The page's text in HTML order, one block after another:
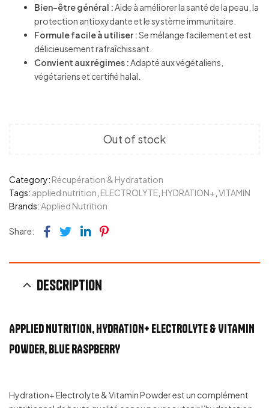
Bien-être général :Aide à améliorer la santé de la peau, la
protection antioxydante et le système immunitaire.
Formule facile à utiliser :Se mélange facilement et est
délicieusement rafraîchissant.
Convient aux régimes :Adapté aux végétaliens,
végétariens et certifié halal.
Out of stock
Category: Récupération & Hydratation
Tags: applied nutrition ELECTROLYTE HYDRATION+ VITAMIN
Brands:Applied Nutrition
Share: Facebook
TwitterLinkedin
Pinterest
Description
Applied Nutrition, HYDRATION+ ELECTROLYTE & VITAMIN
POWDER, BLUE RASPBERRY
Hydration+ Electrolyte & Vitamin Powder est un complément